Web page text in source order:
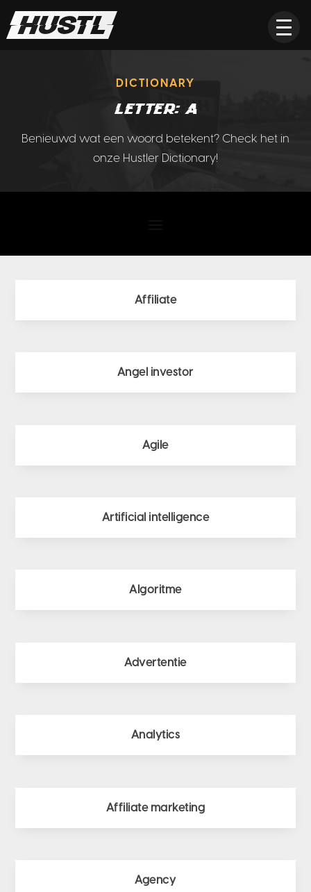
DICTIONARY
Letter: A
Benieuwd wat een woord betekent? Check het in
onze Hustler Dictionary!
Affiliate
Angel investor
Agile
Artificial intelligence
Algoritme
Advertentie
Analytics
Affiliate marketing
Agency